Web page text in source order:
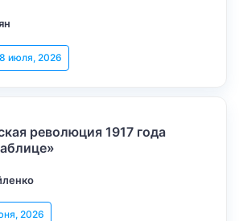
июля, 2026
революция 1917 года
2026